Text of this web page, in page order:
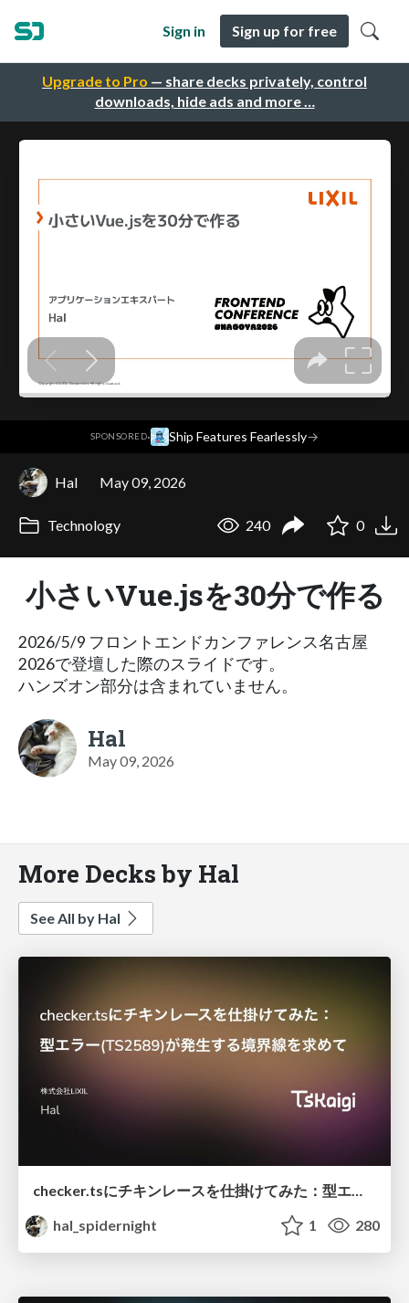
Upgrade to Pro — share decks privately, control
downloads, hide ads and more …
Sign in Sign up for free
SPONSORED· Ship Features Fearlessly→
Hal May 09, 2026
Technology 240 0
小さいVue.jsを30分で作る
2026/5/9 フロントエンドカンファレンス名古屋
2026で登壇した際のスライドです。
ハンズオン部分は含まれていません。
Hal
May 09, 2026
More Decks by Hal
See All by Hal
checker.tsにチキンレースを仕掛けてみた：型エラー(TS2589)が発生する境界線を求めて
hal_spidernight
1 280